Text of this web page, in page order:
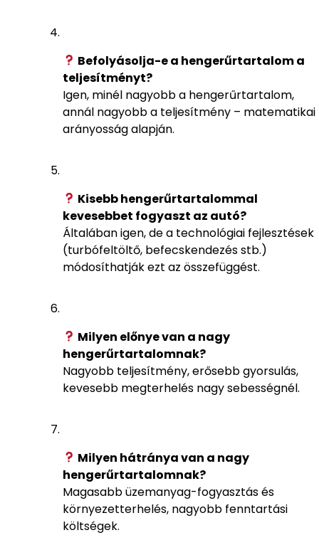
Befolyásolja-e a hengerűrtartalom a
teljesítményt?
Igen, minél nagyobb a hengerűrtartalom,
annál nagyobb a teljesítmény – matematikai
arányosság alapján.
Kisebb hengerűrtartalommal
kevesebbet fogyaszt az autó?
Általában igen, de a technológiai fejlesztések
(turbófeltöltő, befecskendezés stb.)
módosíthatják ezt az összefüggést.
Milyen előnye van a nagy
hengerűrtartalomnak?
Nagyobb teljesítmény, erősebb gyorsulás,
kevesebb megterhelés nagy sebességnél.
Milyen hátránya van a nagy
hengerűrtartalomnak?
Magasabb üzemanyag-fogyasztás és
környezetterhelés, nagyobb fenntartási
költségek.